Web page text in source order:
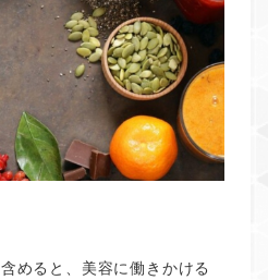
めると、美容に働きかける